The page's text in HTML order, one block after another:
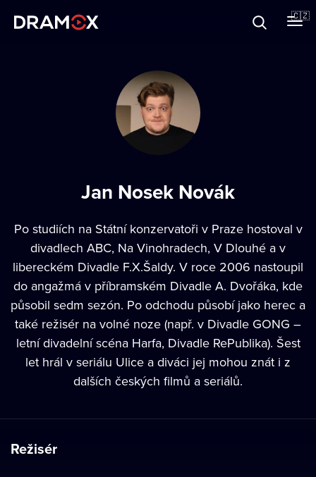
🇨🇿
Jan Nosek Novák
Po studiích na Státní konzervatoři v Praze hostoval v
divadlech ABC, Na Vinohradech, V Dlouhé a v
libereckém Divadle F.X.Šaldy. V roce 2006 nastoupil
do angažmá v příbramském Divadle A. Dvořáka, kde
působil sedm sezón. Po odchodu působí jako herec a
také režisér na volné noze (např. v Divadle GONG –
letní divadelní scéna Harfa, Divadle RePublika). Šest
let hrál v seriálu Ulice a diváci jej mohou znát i z
dalších českých filmů a seriálů.
Režisér